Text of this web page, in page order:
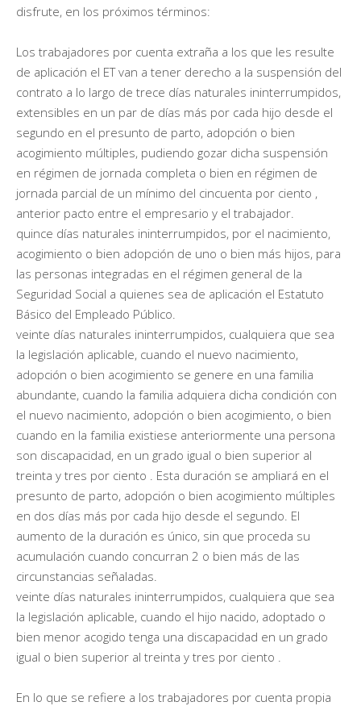
disfrute, en los próximos términos:
Los trabajadores por cuenta extraña a los que les resulte
de aplicación el ET van a tener derecho a la suspensión del
contrato a lo largo de trece días naturales ininterrumpidos,
extensibles en un par de días más por cada hijo desde el
segundo en el presunto de parto, adopción o bien
acogimiento múltiples, pudiendo gozar dicha suspensión
en régimen de jornada completa o bien en régimen de
jornada parcial de un mínimo del cincuenta por ciento ,
anterior pacto entre el empresario y el trabajador.
quince días naturales ininterrumpidos, por el nacimiento,
acogimiento o bien adopción de uno o bien más hijos, para
las personas integradas en el régimen general de la
Seguridad Social a quienes sea de aplicación el Estatuto
Básico del Empleado Público.
veinte días naturales ininterrumpidos, cualquiera que sea
la legislación aplicable, cuando el nuevo nacimiento,
adopción o bien acogimiento se genere en una familia
abundante, cuando la familia adquiera dicha condición con
el nuevo nacimiento, adopción o bien acogimiento, o bien
cuando en la familia existiese anteriormente una persona
son discapacidad, en un grado igual o bien superior al
treinta y tres por ciento . Esta duración se ampliará en el
presunto de parto, adopción o bien acogimiento múltiples
en dos días más por cada hijo desde el segundo. El
aumento de la duración es único, sin que proceda su
acumulación cuando concurran 2 o bien más de las
circunstancias señaladas.
veinte días naturales ininterrumpidos, cualquiera que sea
la legislación aplicable, cuando el hijo nacido, adoptado o
bien menor acogido tenga una discapacidad en un grado
igual o bien superior al treinta y tres por ciento .
En lo que se refiere a los trabajadores por cuenta propia